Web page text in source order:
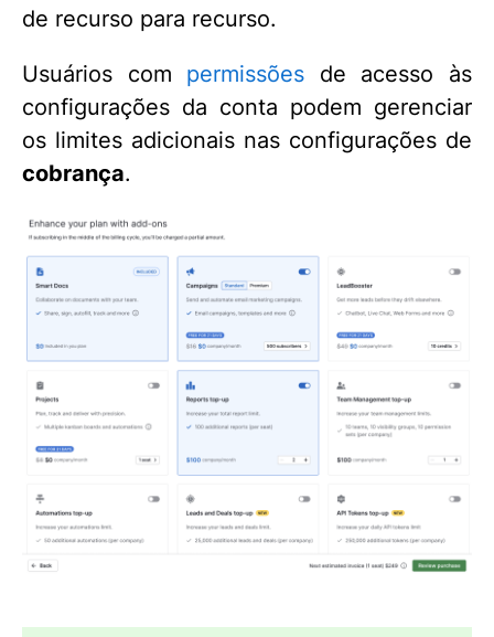
de recurso para recurso.
Usuários com permissões de acesso às
configurações da conta podem gerenciar
os limites adicionais nas configurações de
cobrança.